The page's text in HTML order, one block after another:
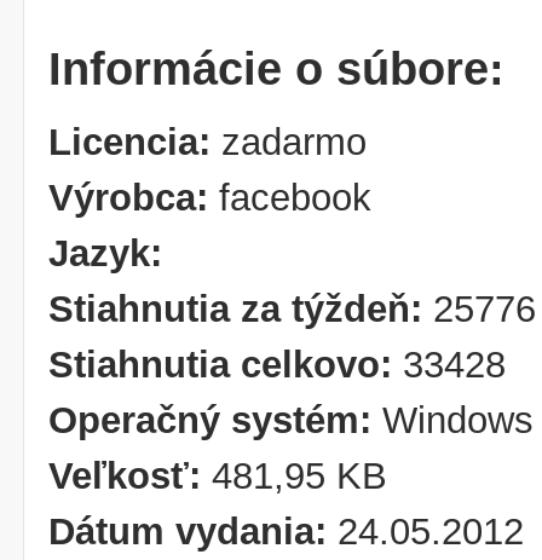
Informácie o súbore:
Licencia: zadarmo
Výrobca: facebook
Jazyk:
Stiahnutia za týždeň: 25776
Stiahnutia celkovo: 33428
Operačný systém: Windows
Veľkosť: 481,95 KB
Dátum vydania: 24.05.2012